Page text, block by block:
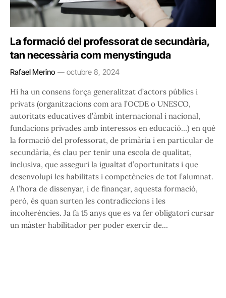
La formació del professorat de secundària,
tan necessària com menystinguda
Rafael Merino octubre 8, 2024
Hi ha un consens força generalitzat d’actors públics i
privats (organitzacions com ara l’OCDE o UNESCO,
autoritats educatives d’àmbit internacional i nacional,
fundacions privades amb interessos en educació…) en què
la formació del professorat, de primària i en particular de
secundària, és clau per tenir una escola de qualitat,
inclusiva, que asseguri la igualtat d’oportunitats i que
desenvolupi les habilitats i competències de tot l’alumnat.
A l’hora de dissenyar, i de finançar, aquesta formació,
però, és quan surten les contradiccions i les
incoherències. Ja fa 15 anys que es va fer obligatori cursar
un màster habilitador per poder exercir de…